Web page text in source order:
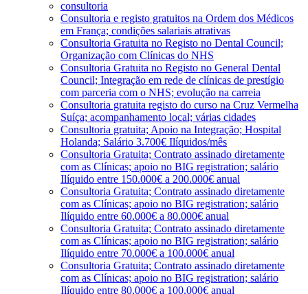
consultoria
Consultoria e registo gratuitos na Ordem dos Médicos
em França; condições salariais atrativas
Consultoria Gratuita no Registo no Dental Council;
Organização com Clínicas do NHS
Consultoria Gratuita no Registo no General Dental
Council; Integração em rede de clínicas de prestígio
com parceria com o NHS; evolução na carreia
Consultoria gratuita registo do curso na Cruz Vermelha
Suíça; acompanhamento local; várias cidades
Consultoria gratuita; Apoio na Integração; Hospital
Holanda; Salário 3.700€ Ilíquidos/mês
Consultoria Gratuita; Contrato assinado diretamente
com as Clínicas; apoio no BIG registration; salário
Ilíquido entre 150.000€ a 200.000€ anual
Consultoria Gratuita; Contrato assinado diretamente
com as Clínicas; apoio no BIG registration; salário
Ilíquido entre 60.000€ a 80.000€ anual
Consultoria Gratuita; Contrato assinado diretamente
com as Clínicas; apoio no BIG registration; salário
Ilíquido entre 70.000€ a 100.000€ anual
Consultoria Gratuita; Contrato assinado diretamente
com as Clínicas; apoio no BIG registration; salário
Ilíquido entre 80.000€ a 100.000€ anual